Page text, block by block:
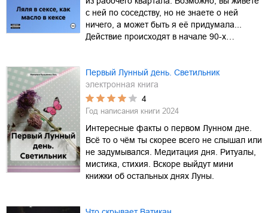
с ней по соседству, но не знаете о ней
ничего, а может быть я её придумала...
Действие происходят в начале 90-х…
Первый Лунный день. Светильник
электронная книга
4
Год написания книги 2024
Интересные факты о первом Лунном дне.
Всё то о чём ты скорее всего не слышал или
не задумывался. Медитация дня. Ритуалы,
мистика, стихия. Вскоре выйдут мини
книжки об остальных днях Луны.